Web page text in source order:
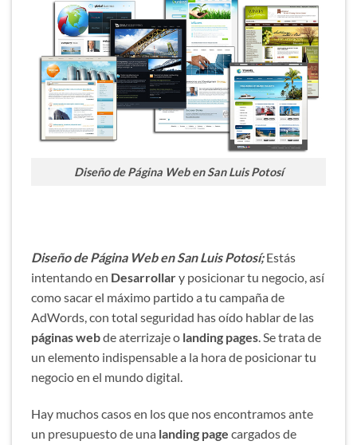
Diseño de Página Web en San Luis Potosí
Diseño de Página Web en San Luis Potosí;Estás
intentando en Desarrollary posicionar tu negocio, así
como sacar el máximo partido a tu campaña de
AdWords, con total seguridad has oído hablar de las
páginas webde aterrizaje o landing pages. Se trata de
un elemento indispensable a la hora de posicionar tu
negocio en el mundo digital.
Hay muchos casos en los que nos encontramos ante
un presupuesto de una landing page cargados de